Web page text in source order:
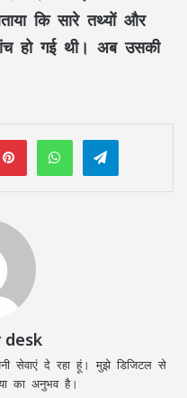
कि सारे तथ्यों और
हो गई थी। अब उसकी
PinterestWhatsAppTelegram
सेवाएं दे रहा हूं। मुझे डिजिटल से
का अनुभव है।